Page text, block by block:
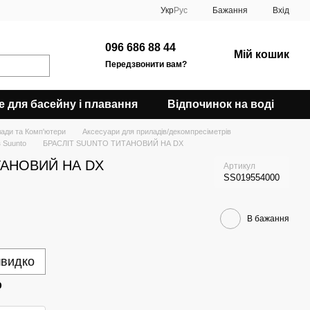
УкрРус Бажання Вхід
096 686 88 44
Передзвонити вам?
Мій кошик
для басейну і плавання Відпочинок на воді
та Комп'ютери
Аксесуари для приладів/декомпресіметрів
Suunto
БРАСЛІТ SUUNTO ТИТАНОВИЙ НА DX
НА DX Артикул
SS019554000
В бажання